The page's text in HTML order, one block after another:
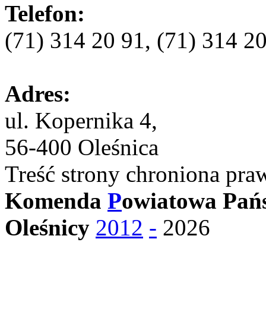
Telefon:
(71) 314 20 91, (71) 314
Adres:
ul. Kopernika 4,
56-400 Oleśnica
Treść strony chroniona
Komenda Powiatowa
Oleśnicy 2012 - 2026